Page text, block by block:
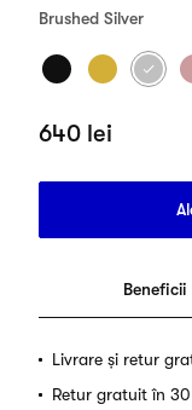
Brushed Silver
640 lei
Beneficii
Livrare și retur
Retur gratuit în 30